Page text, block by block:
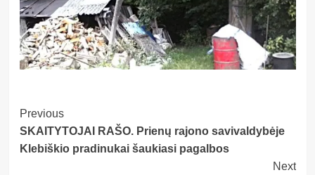
Post
Navigation
Previous
SKAITYTOJAI RAŠO. Prienų rajono savivaldybėje
Klebiškio pradinukai šaukiasi pagalbos
Next